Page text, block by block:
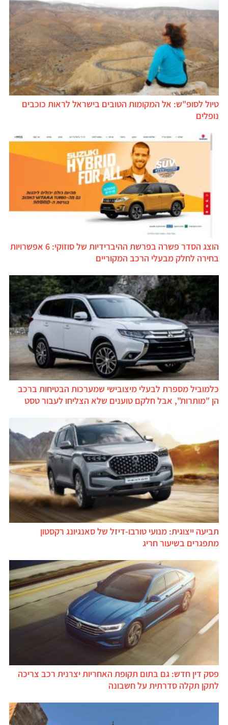
טיול לסופ"ש: אל המקומות הטובים בישראל לראות כוכבים
נופלים
הוצג הסדר פשרה בפרשת ההיברידיות של סוזוקי: 6 אפשרויות
בחירה לחלק מבעלי הרכב המקוריים
כלמוביל מספרת לבעלי מיצובישי שמערכות הבטיחות ברכב
הן "מותרות", אבל חלקם טוענים שלא הצליחו לעבור טסט
תביעה ייצוגית: מנועי טורבו-דיזל של סאנגיונג רקסטון
מתפגרים בשיעור חריג
פסק דין חדש: גם בתום תקופת האחריות יצרנית רכב צריכה
לתקן תקלה סדרתית על חשבונה